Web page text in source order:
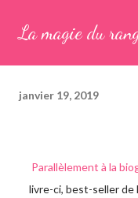
La magie du
janvier 19, 2019
Parallèlement à la biographie de Michelle Obama, je lisais ce
livre-ci, best-seller de